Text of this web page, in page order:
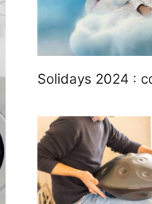
Solidays 2024 :